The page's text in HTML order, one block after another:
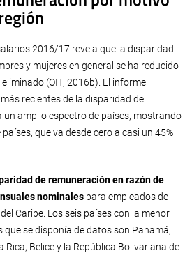
2016/17 revela que la disparidad
y mujeres en general se ha reducido
(OIT, 2016b). El informe
recientes de la disparidad de
amplio espectro de países, mostrando
que va desde cero a casi un 45%
de remuneración en razón de
nominales para empleados de
Caribe. Los seis países con la menor
se disponía de datos son Panamá,
Rica, Belice y la República Bolivariana de